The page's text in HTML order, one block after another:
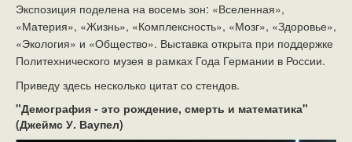
Экспозиция поделена на восемь зон: «Вселенная»,
«Материя», «Жизнь», «Комплексность», «Мозг», «Здоровье»,
«Экология» и «Общество». Выставка открыта при поддержке
Политехнического музея в рамках Года Германии в России.
Приведу здесь несколько цитат со стендов.
"Демография - это рождение, смерть и математика"
(Джеймс У. Ваупел)